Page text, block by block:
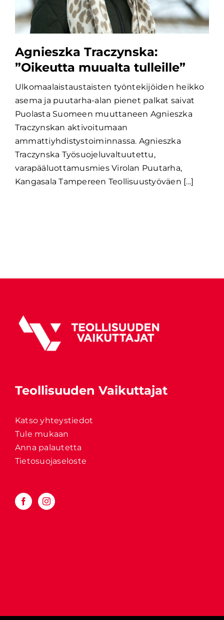
Agnieszka Traczynska:
”Oikeutta muualta tulleille”
Ulkomaalaistaustaisten työntekijöiden heikko
asema ja puutarha-alan pienet palkat saivat
Puolasta Suomeen muuttaneen Agnieszka
Traczynskan aktivoitumaan
ammattiyhdistystoiminnassa. Agnieszka
Traczynska Työsuojeluvaltuutettu,
varapääluottamusmies Virolan Puutarha,
Kangasala Tampereen Teollisuustyöväen [...]
Teollisuuden Vaikuttajat
Katso yhteystiedot
Tule mukaan
Anna palautetta
Tietosuojaseloste